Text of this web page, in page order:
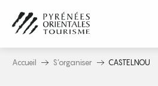
contenu
principal
Accueil S’organiser CASTELNOU